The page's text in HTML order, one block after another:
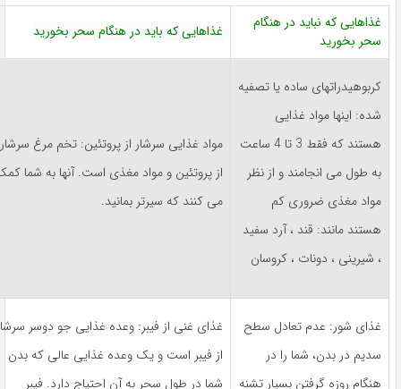
غذاهایی که نباید در هنگام
سحر بخورید
غذاهایی که باید در هنگام سحر بخورید
کربوهیدراتهای ساده یا تصفیه
شده: اینها مواد غذایی
هستند که فقط 3 تا 4 ساعت
به طول می انجامند و از نظر
مواد مغذی ضروری کم
هستند مانند: قند ، آرد سفید
، شیرینی ، دونات ، کروسان
مواد غذایی سرشار از پروتئین: تخم مرغ سرشار
از پروتئین و مواد مغذی است. آنها به شما کمک
می کنند که سیرتر بمانید.
غذای شور: عدم تعادل سطح
سدیم در بدن، شما را در
هنگام روزه گرفتن بسیار تشنه
غذای غنی از فیبر: وعده غذایی جو دوسر سرشار
از فیبر است و یک وعده غذایی عالی که بدن
شما در طول سحر به آن احتیاج دارد. فیبر